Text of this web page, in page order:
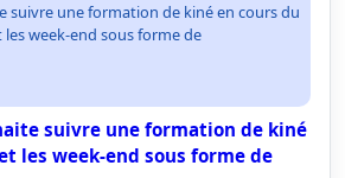
suivre une formation de kiné en cours du
les week-end sous forme de
suivre une formation de kiné
les week-end sous forme de